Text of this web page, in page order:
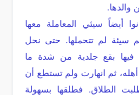
والدها.
أيضاً سيئي المعاملة معها
سيئة لم تتحملها. حتى نحل
بقع جلدية من شدة ما
ثم انهارت ولم تستطع أن
الطلاق. فطلقها بسهولة